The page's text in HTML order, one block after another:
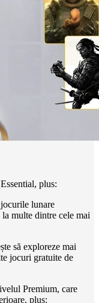
plus:
lunare
multe dintre cele mai
să exploreze mai
jocuri gratuite de
Premium, care
plus: